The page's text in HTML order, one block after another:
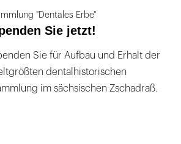
"Dentales Erbe"
Sie jetzt!
Sie für Aufbau und Erhalt der
dentalhistorischen
im sächsischen Zschadraß.